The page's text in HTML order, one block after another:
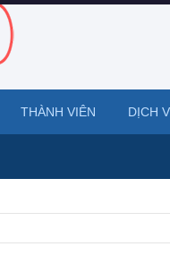
THÀNH VIÊN DỊCH